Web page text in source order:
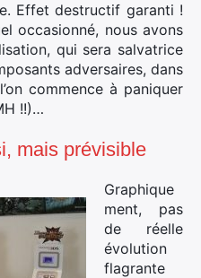
Effet destructif garanti !
occasionné, nous avons
qui sera salvatrice
adversaires, dans
commence à paniquer
!!)…
mais prévisible
Graphique
ment, pas
de réelle
évolution
flagrante